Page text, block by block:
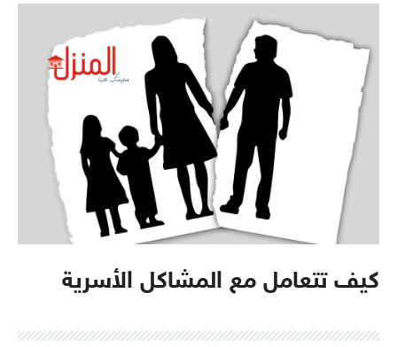
كيف تتعامل مع المشاكل الأسرية